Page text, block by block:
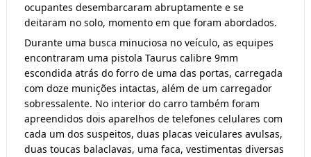
ocupantes desembarcaram abruptamente e se
deitaram no solo, momento em que foram abordados.
Durante uma busca minuciosa no veículo, as equipes
encontraram uma pistola Taurus calibre 9mm
escondida atrás do forro de uma das portas, carregada
com doze munições intactas, além de um carregador
sobressalente. No interior do carro também foram
apreendidos dois aparelhos de telefones celulares com
cada um dos suspeitos, duas placas veiculares avulsas,
duas toucas balaclavas, uma faca, vestimentas diversas